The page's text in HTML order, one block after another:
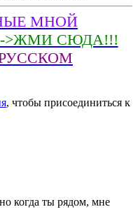
МНОЙ
>ЖМИ СЮДА!!!
, чтобы присоединиться к
когда ты рядом, мне